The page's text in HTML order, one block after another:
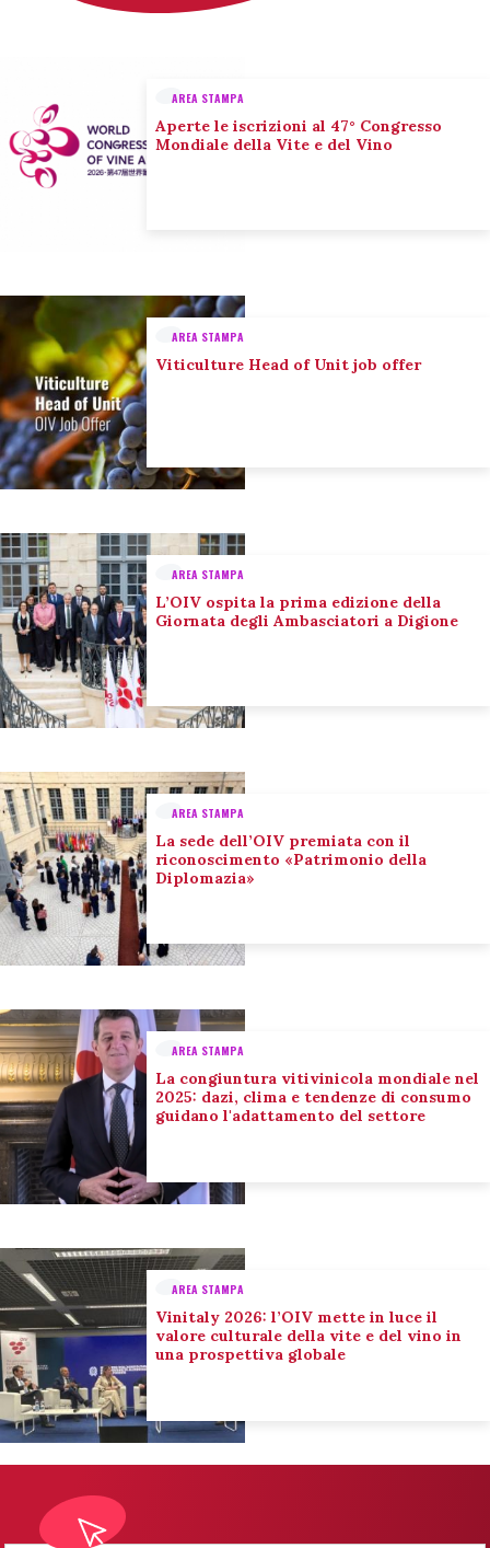
AREA STAMPA
Aperte le iscrizioni al 47° Congresso
Mondiale della Vite e del Vino
AREA STAMPA
Viticulture Head of Unit job offer
AREA STAMPA
L’OIV ospita la prima edizione della
Giornata degli Ambasciatori a Digione
AREA STAMPA
La sede dell’OIV premiata con il
riconoscimento «Patrimonio della
Diplomazia»
AREA STAMPA
La congiuntura vitivinicola mondiale nel
2025: dazi, clima e tendenze di consumo
guidano l'adattamento del settore
AREA STAMPA
Vinitaly 2026: l’OIV mette in luce il
valore culturale della vite e del vino in
una prospettiva globale